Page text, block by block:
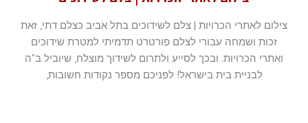
צילום לאתרי הכרויות | צלם לשידוכים בתל אביב כצלם דתי, זאת
זכות ושמחה עבורי לצלם פורטרט תדמיתי למטרת שידוכים
ואתרי הכרויות. ובכך לסייע ולתרום לשידוך מוצלח, שיוביל ב"ה
לבניית בית בישראל! לפניכם מספר נקודות חשובות,